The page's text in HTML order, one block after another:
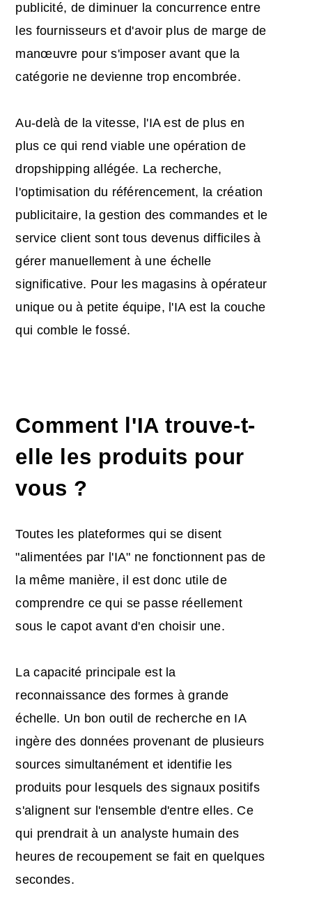
publicité, de diminuer la concurrence entre
les fournisseurs et d'avoir plus de marge de
manœuvre pour s'imposer avant que la
catégorie ne devienne trop encombrée.
Au-delà de la vitesse, l'IA est de plus en
plus ce qui rend viable une opération de
dropshipping allégée. La recherche,
l'optimisation du référencement, la création
publicitaire, la gestion des commandes et le
service client sont tous devenus difficiles à
gérer manuellement à une échelle
significative. Pour les magasins à opérateur
unique ou à petite équipe, l'IA est la couche
qui comble le fossé.
Comment l'IA trouve-t-
elle les produits pour
vous ?
Toutes les plateformes qui se disent
"alimentées par l'IA" ne fonctionnent pas de
la même manière, il est donc utile de
comprendre ce qui se passe réellement
sous le capot avant d'en choisir une.
La capacité principale est la
reconnaissance des formes à grande
échelle. Un bon outil de recherche en IA
ingère des données provenant de plusieurs
sources simultanément et identifie les
produits pour lesquels des signaux positifs
s'alignent sur l'ensemble d'entre elles. Ce
qui prendrait à un analyste humain des
heures de recoupement se fait en quelques
secondes.